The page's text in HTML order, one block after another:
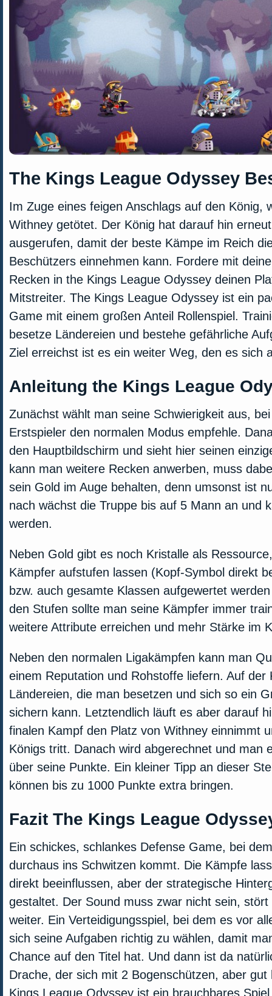
The Kings League Odyssey
Im Zuge eines feigen Anschlags auf den König,
Withney getötet. Der König hat darauf hin
ausgerufen, damit der beste Kämpe im Reich
Beschützers einnehmen kann. Fordere mit
Recken in the Kings League Odyssey deinen
Mitstreiter. The Kings League Odyssey ist ein
Game mit einem großen Anteil Rollenspiel.
besetze Ländereien und bestehe gefährliche
Ziel erreichst ist es ein weiter Weg, den es sich
Anleitung the Kings League
Zunächst wählt man seine Schwierigkeit aus,
Erstspieler den normalen Modus empfehle.
den Hauptbildschirm und sieht hier seinen
kann man weitere Recken anwerben, muss
sein Gold im Auge behalten, denn umsonst ist
nach wächst die Truppe bis auf 5 Mann an und
werden.
Neben Gold gibt es noch Kristalle als
Kämpfer aufstufen lassen (Kopf-Symbol direkt
bzw. auch gesamte Klassen aufgewertet
den Stufen sollte man seine Kämpfer immer
weitere Attribute erreichen und mehr Stärke im
Neben den normalen Ligakämpfen kann man
einem Reputation und Rohstoffe liefern. Auf der
Ländereien, die man besetzen und sich so ein
sichern kann. Letztendlich läuft es aber darauf
finalen Kampf den Platz von Withney einnimmt
Königs tritt. Danach wird abgerechnet und man
über seine Punkte. Ein kleiner Tipp an dieser
können bis zu 1000 Punkte extra bringen.
Fazit The Kings League
Ein schickes, schlankes Defense Game, bei
durchaus ins Schwitzen kommt. Die Kämpfe
direkt beeinflussen, aber der strategische
gestaltet. Der Sound muss zwar nicht sein,
weiter. Ein Verteidigungsspiel, bei dem es vor
sich seine Aufgaben richtig zu wählen, damit
Chance auf den Titel hat. Und dann ist da
Drache, der sich mit 2 Bogenschützen, aber
Kings League Odyssey ist ein brauchbares